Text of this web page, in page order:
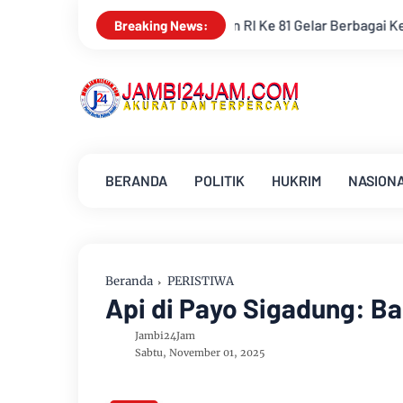
Breaking News:
81 Gelar Berbagai Kegiatan Keluarga Besar PWI Jambi
BERANDA POLITIK HUKRIM
Beranda PERISTIWA
Api di Payo Sigadung:
Jambi24Jam
Sabtu, November 01, 2025